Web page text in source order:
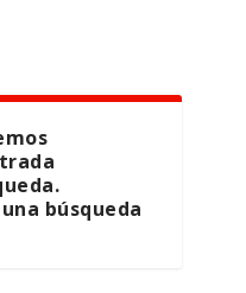
búsqueda